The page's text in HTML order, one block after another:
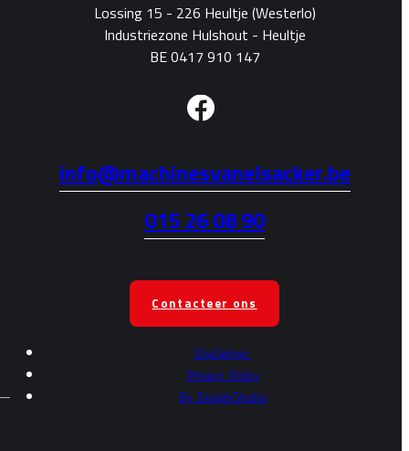
Lossing 15 - 226 Heultje (Westerlo)
Industriezone Hulshout - Heultje
BE 0417 910 147
info@machinesvanelsacker.be
015 26 08 90
Contacteer ons
Disclaimer
Privacy Policy
By DesignStudio